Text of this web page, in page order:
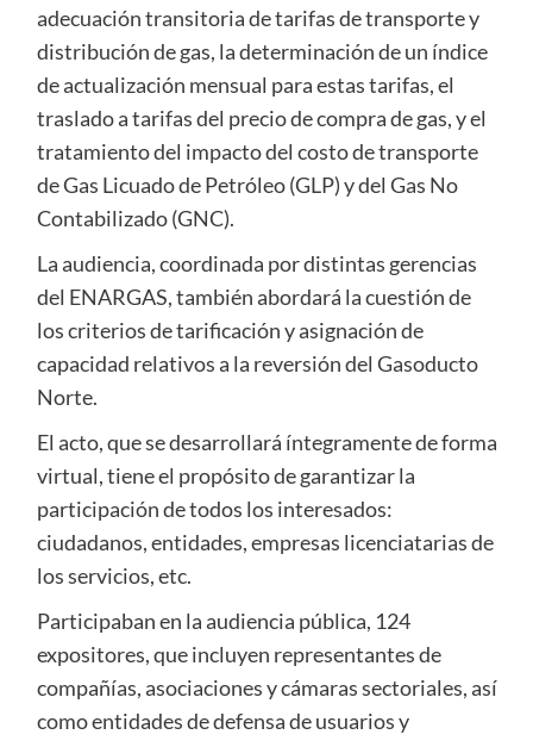
adecuación transitoria de tarifas de transporte y
distribución de gas, la determinación de un índice
de actualización mensual para estas tarifas, el
traslado a tarifas del precio de compra de gas, y el
tratamiento del impacto del costo de transporte
de Gas Licuado de Petróleo (GLP) y del Gas No
Contabilizado (GNC).
La audiencia, coordinada por distintas gerencias
del ENARGAS, también abordará la cuestión de
los criterios de tarificación y asignación de
capacidad relativos a la reversión del Gasoducto
Norte.
El acto, que se desarrollará íntegramente de forma
virtual, tiene el propósito de garantizar la
participación de todos los interesados:
ciudadanos, entidades, empresas licenciatarias de
los servicios, etc.
Participaban en la audiencia pública, 124
expositores, que incluyen representantes de
compañías, asociaciones y cámaras sectoriales, así
como entidades de defensa de usuarios y